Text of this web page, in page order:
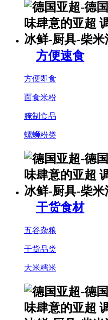
方便速食
方便即食
面食米粉
腌制食品
螺蛳粉类
干货食材
五谷杂粮
干货品类
大米糯米